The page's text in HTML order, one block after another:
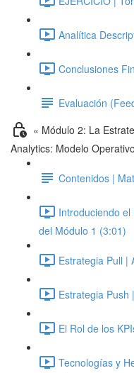
Analítica
Conclusiones
Evaluación
« Módulo 2: La
Analytics: Modelo
Contenidos |
Introduciendo
del Módulo 1 (3:01)
Estrategia Pull |
Estrategia Push
El Rol de los
Tecnologías y